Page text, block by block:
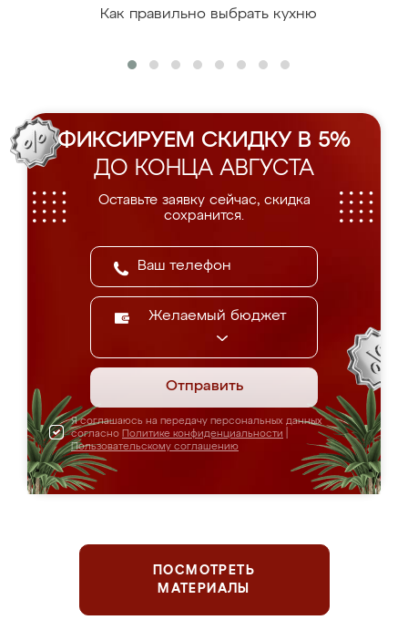
Как правильно выбрать кухню
ФИКСИРУЕМ СКИДКУ В 5%
ДО КОНЦА АВГУСТА
Оставьте заявку сейчас, скидка
сохранится.
Желаемый бюджет
Отправить
Я соглашаюсь на передачу персональных данных
согласно Политике конфиденциальности
Пользовательскому соглашению
ПОСМОТРЕТЬ
МАТЕРИАЛЫ